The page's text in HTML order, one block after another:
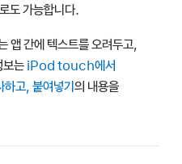
도 가능합니다.
간에 텍스트를 오려두고,
보는 iPod touch에서
하고, 붙여넣기의 내용을